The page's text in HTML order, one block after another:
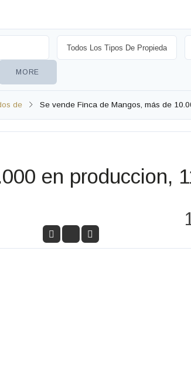
MORE
de Se vende Finca de Mangos, más de
en produccion,